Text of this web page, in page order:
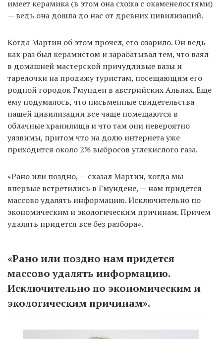
имеет керамика (в этом она схожа с окаменелостями)
— ведь она дошла до нас от древних цивилизаций.
Когда Мартин об этом прочел, его озарило. Он ведь
как раз был керамистом и зарабатывал тем, что ваял
в домашней мастерской причудливые вазы и
тарелочки на продажу туристам, посещающим его
родной городок Гмунден в австрийских Альпах. Еще
ему подумалось, что письменные свидетельства
нашей цивилизации все чаще помещаются в
облачные хранилища и что там они невероятно
уязвимы, притом что на долю интернета уже
приходится около 2% выбросов углекислого газа.
«Рано или поздно, — сказал Мартин, когда мы
впервые встретились в Гмундене, — нам придется
массово удалять информацию. Исключительно по
экономическим и экологическим причинам. Причем
удалять придется все без разбора».
«Рано или поздно нам придется
массово удалять информацию.
Исключительно по экономическим и
экологическим причинам».